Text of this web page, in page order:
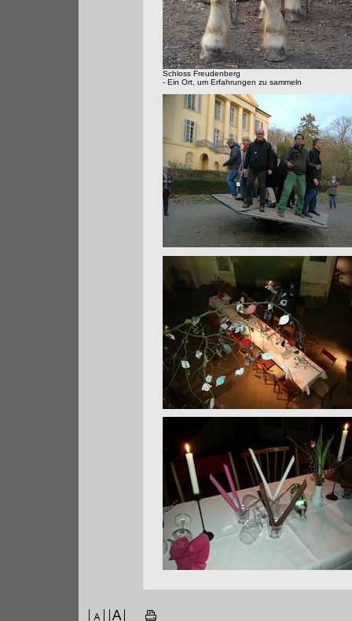
Schloss Freudenberg
- Ein Ort, um Erfahrungen zu sammeln